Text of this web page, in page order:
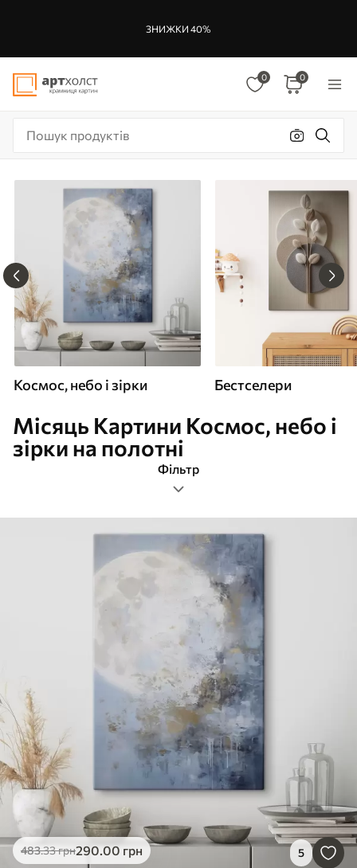
ЗНИЖКИ 40%
0 0
Космос, небо і зірки Бестселери
Місяць Картини Космос, небо і
зірки на полотні
Фільтр
місяць
Формат зображення
Картини Космос, небо і зірки
Найпопулярніші
Очистити фільтр
483.33грн290.00 грн 5